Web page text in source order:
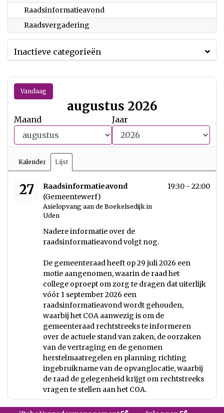
Raadsinformatieavond
Raadsvergadering
Inactieve categorieën
Vandaag
augustus 2026
Maand Jaar
Kalender Lijst
27
Raadsinformatieavond
(Gemeentewerf)
Asielopvang aan de Boekelsedijk in
Uden
donderdag 27 augustus 2026 19:30 - 22:00
Nadere informatie over de
raadsinformatieavond volgt nog.
De gemeenteraad heeft op 29 juli 2026 een
motie aangenomen, waarin de raad het
college oproept om zorg te dragen dat uiterlijk
vóór 1 september 2026 een
raadsinformatieavond wordt gehouden,
waarbij het COA aanwezig is om de
gemeenteraad rechtstreeks te informeren
over de actuele stand van zaken, de oorzaken
van de vertraging en de genomen
herstelmaatregelen en planning richting
ingebruikname van de opvanglocatie, waarbij
de raad de gelegenheid krijgt om rechtstreeks
vragen te stellen aan het COA.